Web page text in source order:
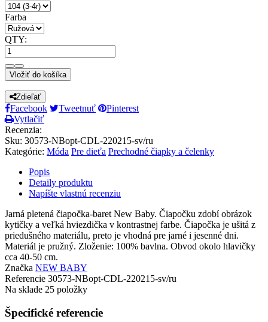
Farba
QTY:
Vložiť do košíka
Zdieľať
Facebook Tweetnuť
Pinterest
Vytlačiť
Recenzia:
Sku: 30573-NBopt-CDL-220215-sv/ru
Kategórie: Móda Pre dieťa Prechodné čiapky a čelenky
Popis
Detaily produktu
Napíšte vlastnú recenziu
Jarná pletená čiapočka-baret New Baby. Čiapočku zdobí obrázok
kytičky a veľká hviezdička v kontrastnej farbe. Čiapočka je ušitá z
priedušného materiálu, preto je vhodná pre jarné i jesenné dni.
Materiál je pružný. Zloženie: 100% bavlna. Obvod okolo hlavičky
cca 40-50 cm.
Značka NEW BABY
Referencie 30573-NBopt-CDL-220215-sv/ru
Na sklade 25 položky
Špecifické referencie